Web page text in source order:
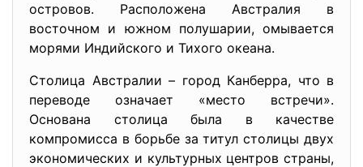
островов. Расположена Австралия в
восточном и южном полушарии, омывается
морями Индийского и Тихого океана.
Столица Австралии – город Канберра, что в
переводе означает «место встречи».
Основана столица была в качестве
компромисса в борьбе за титул столицы двух
экономических и культурных центров страны,